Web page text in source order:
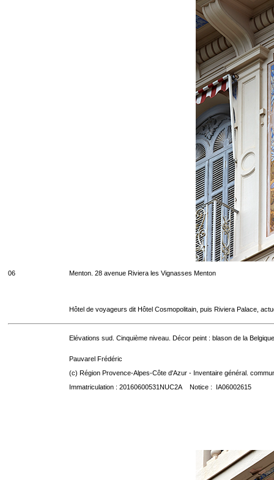
06 Menton. 28 avenue Riviera les Vignasses Menton
Hôtel de voyageurs dit Hôtel Cosmopolitain, puis Riviera Palace,
Elévations sud. Cinquième niveau. Décor peint : blason de la
Pauvarel Frédéric
(c) Région Provence-Alpes-Côte d'Azur - Inventaire général.
Immatriculation : 20160600531NUC2A Notice : IA06002615